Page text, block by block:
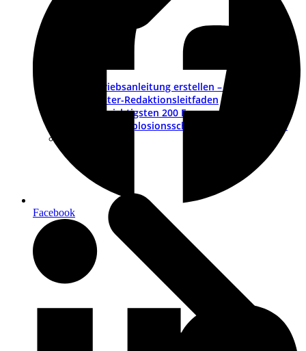
Betriebsanleitung erstellen – ein Leitfaden
Muster-Redaktionsleitfaden
Die wichtigsten 200 Fragen und Antworten
ATEX – Explosionsschutz im Maschinenbau
Facebook